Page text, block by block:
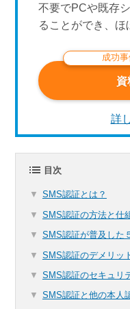
不要でPCや既存
ることができ、ほ
成功
資
詳
目次
SMS認証とは？
SMS認証の方法と仕
SMS認証が普及した
SMS認証のデメリッ
SMS認証のセキュリ
SMS認証と他の本人